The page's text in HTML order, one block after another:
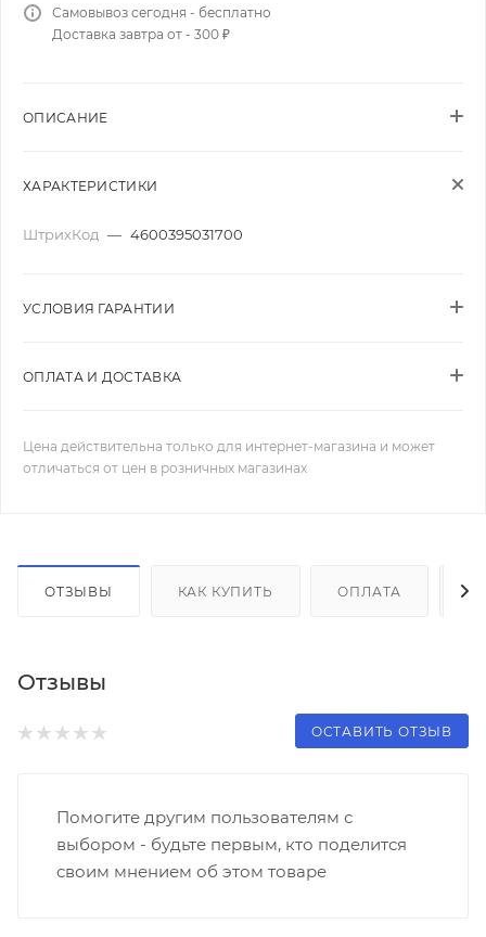
Самовывоз сегодня - бесплатно
Доставка завтра от - 300 ₽
ОПИСАНИЕ
ХАРАКТЕРИСТИКИ
ШтрихКод — 4600395031700
УСЛОВИЯ ГАРАНТИИ
ОПЛАТА И ДОСТАВКА
Цена действительна только для интернет-магазина и может
отличаться от цен в розничных магазинах
ОТЗЫВЫ КАК КУПИТЬ ОПЛАТА
Отзывы
ОСТАВИТЬ ОТЗЫВ
Помогите другим пользователям с
выбором - будьте первым, кто поделится
своим мнением об этом товаре